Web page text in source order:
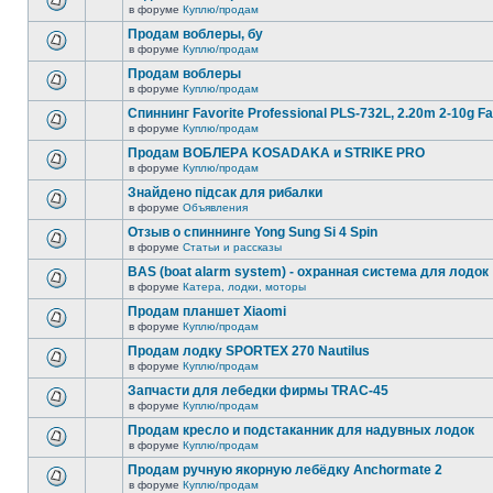
в форуме Куплю/продам
Продам воблеры, бу
в форуме Куплю/продам
Продам воблеры
в форуме Куплю/продам
Спиннинг Favorite Professional PLS-732L, 2.20m 2-10g
в форуме Куплю/продам
Продам ВОБЛЕРA KOSADAKA и STRIKE PRO
в форуме Куплю/продам
Знайдено підсак для рибалки
в форуме Объявления
Отзыв о спиннинге Yong Sung Si 4 Spin
в форуме Статьи и рассказы
BAS (boat alarm system) - охранная система для лодок
в форуме Катера, лодки, моторы
Продам планшет Xiaomi
в форуме Куплю/продам
Продам лодку SPORTEX 270 Nautilus
в форуме Куплю/продам
Запчасти для лебедки фирмы TRAC-45
в форуме Куплю/продам
Продам кресло и подстаканник для надувных лодок
в форуме Куплю/продам
Продам ручную якорную лебёдку Anchormate 2
в форуме Куплю/продам